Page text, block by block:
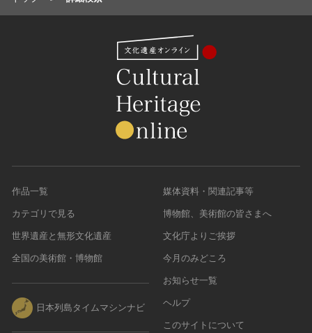
作品一覧
カテゴリで見る
世界遺産と無形文化遺産
全国の美術館・博物館
日本列島タイムマシンナビ
媒体資料・関連記事等
博物館、美術館の皆さまへ
文化庁よりご挨拶
今月のみどころ
お知らせ一覧
ヘルプ
このサイトについて